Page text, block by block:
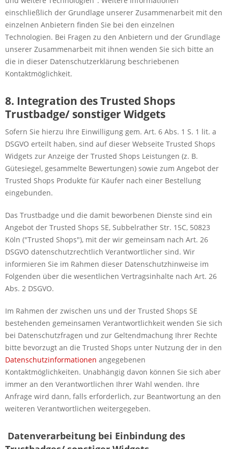
einschließlich der Grundlage unserer Zusammenarbeit mit den
einzelnen Anbietern finden Sie bei den einzelnen
Technologien. Bei Fragen zu den Anbietern und der Grundlage
unserer Zusammenarbeit mit ihnen wenden Sie sich bitte an
die in dieser Datenschutzerklärung beschriebenen
Kontaktmöglichkeit.
8. Integration des Trusted Shops
Trustbadge/ sonstiger Widgets
Sofern Sie hierzu Ihre Einwilligung gem. Art. 6 Abs. 1 S. 1 lit. a
DSGVO erteilt haben, sind auf dieser Webseite Trusted Shops
Widgets zur Anzeige der Trusted Shops Leistungen (z. B.
Gütesiegel, gesammelte Bewertungen) sowie zum Angebot der
Trusted Shops Produkte für Käufer nach einer Bestellung
eingebunden.
Das Trustbadge und die damit beworbenen Dienste sind ein
Angebot der Trusted Shops SE, Subbelrather Str. 15C, 50823
Köln ("Trusted Shops"), mit der wir gemeinsam nach Art. 26
DSGVO datenschutzrechtlich Verantwortlicher sind. Wir
informieren Sie im Rahmen dieser Datenschutzhinweise im
Folgenden über die wesentlichen Vertragsinhalte nach Art. 26
Abs. 2 DSGVO.
Im Rahmen der zwischen uns und der Trusted Shops SE
bestehenden gemeinsamen Verantwortlichkeit wenden Sie sich
bei Datenschutzfragen und zur Geltendmachung Ihrer Rechte
bitte bevorzugt an die Trusted Shops unter Nutzung der in den
Datenschutzinformationen angegebenen
Kontaktmöglichkeiten. Unabhängig davon können Sie sich aber
immer an den Verantwortlichen Ihrer Wahl wenden. Ihre
Anfrage wird dann, falls erforderlich, zur Beantwortung an den
weiteren Verantwortlichen weitergegeben.
Datenverarbeitung bei Einbindung des